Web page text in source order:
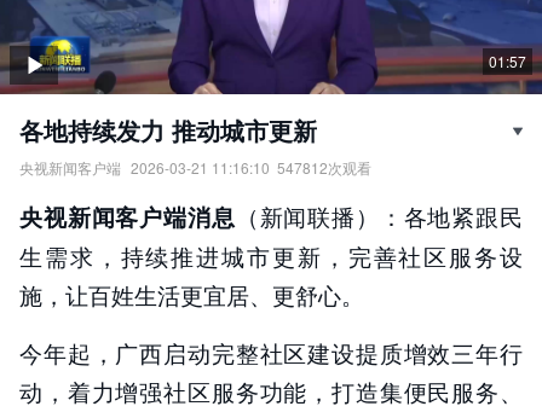
01:57
各地持续发力 推动城市更新
央视新闻客户端 2026-03-21 11:16:10 547812次观看
责任编辑：央视新闻客户端
央视新闻客户端消息 （新闻联播）：各地紧跟民
生需求，持续推进城市更新，完善社区服务设
施，让百姓生活更宜居、更舒心。
今年起，广西启动完整社区建设提质增效三年行
动，着力增强社区服务功能，打造集便民服务、